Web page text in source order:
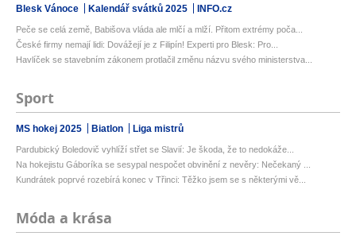
Blesk Vánoce Kalendář svátků 2025 INFO.cz
Peče se celá země, Babišova vláda ale mlčí a mlží. Přitom extrémy poča...
České firmy nemají lidi: Dovážejí je z Filipín! Experti pro Blesk: Pro...
Havlíček se stavebním zákonem protlačil změnu názvu svého ministerstva...
Sport
MS hokej 2025 Biatlon Liga mistrů
Pardubický Boledovič vyhlíží střet se Slavií: Je škoda, že to nedokáže...
Na hokejistu Gáboríka se sesypal nespočet obvinění z nevěry: Nečekaný ...
Kundrátek poprvé rozebírá konec v Třinci: Těžko jsem se s některými vě...
Móda a krása